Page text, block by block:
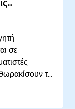
πέντε έτη
στη
υλοποίησης
σε
τις